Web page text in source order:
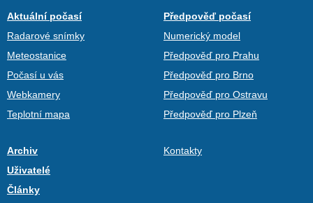
Aktuální počasí
Radarové snímky
Meteostanice
Počasí u vás
Webkamery
Teplotní mapa
Předpověď počasí
Numerický model
Předpověď pro Prahu
Předpověď pro Brno
Předpověď pro Ostravu
Předpověď pro Plzeň
Archiv
Uživatelé
Články
Kontakty